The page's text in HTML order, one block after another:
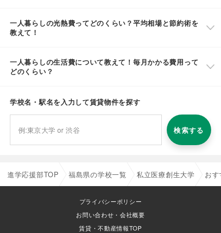
一人暮らしの光熱費ってどのくらい？平均相場と節約術を
教えて！
一人暮らしの生活費について教えて！毎月かかる費用って
どのくらい？
学校名・駅名を入力して賃貸物件を探す
検索する
進学応援部TOP 福島県の学校一覧 私立医療創生大学 お
プライバシーポリシー
お問い合わせ・会社概要
賃貸・不動産情報TOP